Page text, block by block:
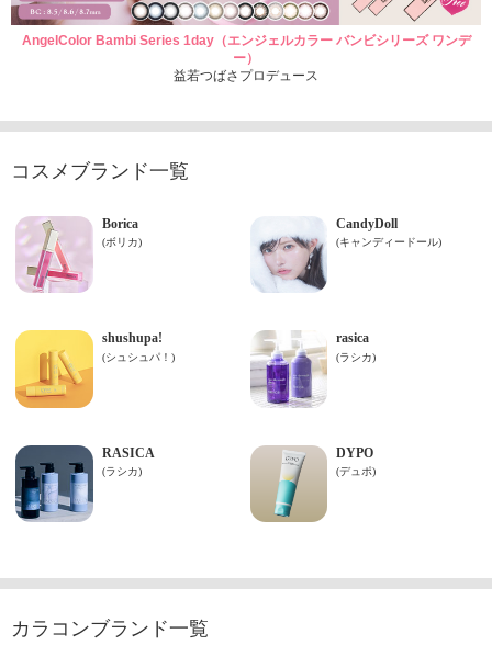
AngelColor Bambi Series 1day（エンジェルカラー バンビシリーズ ワンデ
ー）
益若つばさプロデュース
コスメブランド一覧
カラコンブランド一覧